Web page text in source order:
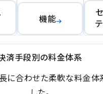
機能
済手段別の料金体系
に合わせた柔軟な料金体